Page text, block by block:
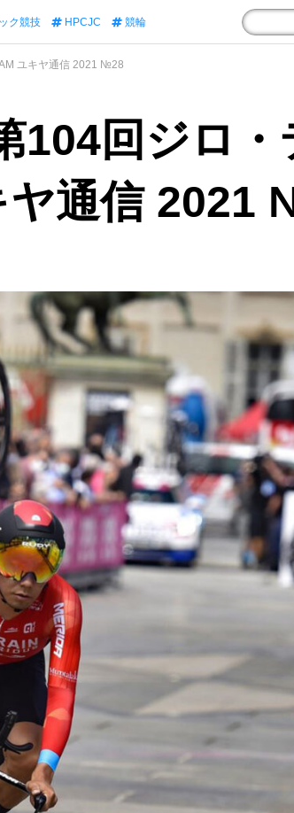
ク競技 HPCJC 競輪
ユキヤ通信 2021 №28
104回ジロ・
ヤ通信 2021